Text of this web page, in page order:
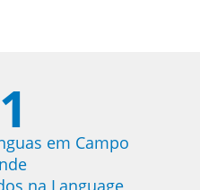
em Campo
na Language